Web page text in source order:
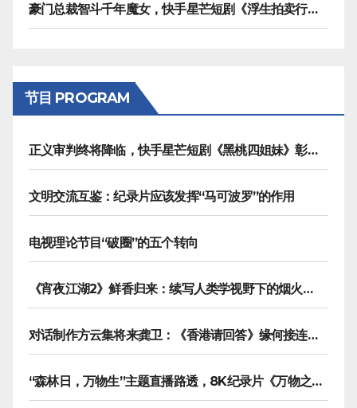
豪门总裁智斗千年魔女，快手星芒短剧《浮生拍卖行》奇幻元素拉满
节目 PROGRAM
正义审判终将降临，快手星芒短剧《黑桃四姐妹》彰显治愈内核
文明交流互鉴：纪录片应该发挥“马可波罗”的作用
电视理论节目“破圈”的五个转向
《宵夜江湖2》鲜香归来：续写人类学视野下的烟火漫游记
对话制作方云集将来龚卫：《香港请回答》缘何接连获国际传播大奖
“森林日，万物生”主题直播路透，8K纪录片《万物之生》今晚播出